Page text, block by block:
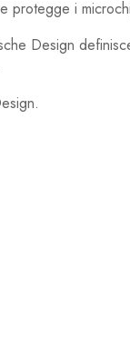
protegge i
Design